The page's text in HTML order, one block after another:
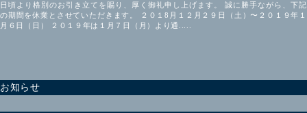
日頃より格別のお引き立てを賜り、厚く御礼申し上げます。 誠に勝手ながら、下記
の期間を休業とさせていただきます。 ２０１8月１２月２９日（土）〜２０１９年１
月６日（日） ２０１９年は１月７日（月）より通.....
お知らせ